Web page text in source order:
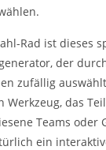
Rad ist dieses
der
zufällig
Werkzeug, das
Teams oder
ein